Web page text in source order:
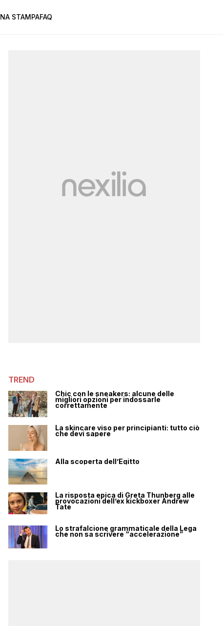
STAMPAFAQ
TREND
Chic con le sneakers: alcune delle
migliori opzioni per indossarle
correttamente
La skincare viso per principianti: tutto ciò
che devi sapere
Alla scoperta dell’Egitto
La risposta epica di Greta Thunberg alle
provocazioni dell’ex kickboxer Andrew
Tate
Lo strafalcione grammaticale della Lega
che non sa scrivere “accelerazione”